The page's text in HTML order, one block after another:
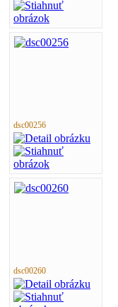
dsc00256
dsc00260